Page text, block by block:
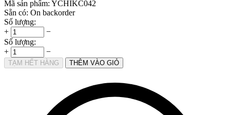
Mã sản phẩm: YCHIKC042
Sẵn có: On backorder
Số lượng:
+
−
Số lượng:
+
−
TẠM HẾT HÀNG THÊM VÀO GIỎ